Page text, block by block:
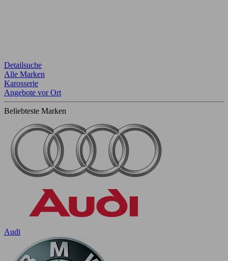
Detailsuche
Alle Marken
Karosserie
Angebote vor Ort
Beliebteste Marken
Audi